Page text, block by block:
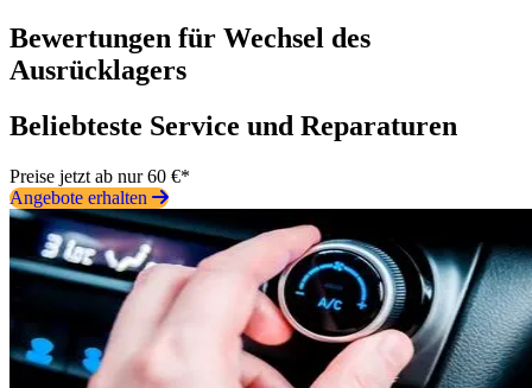
Bewertungen für Wechsel des
Ausrücklagers
Beliebteste Service und Reparaturen
Preise jetzt ab nur 60 €*
Angebote erhalten